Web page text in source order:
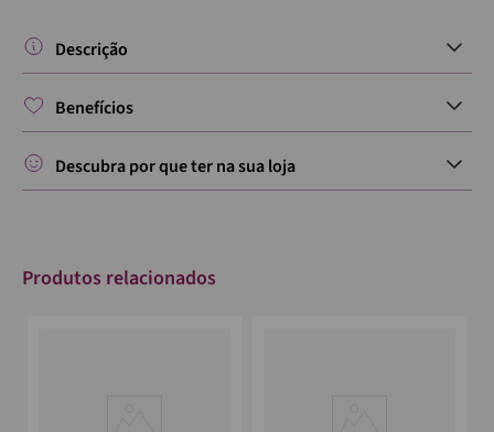
Descrição
Benefícios
Descubra por que ter na sua loja
Produtos relacionados